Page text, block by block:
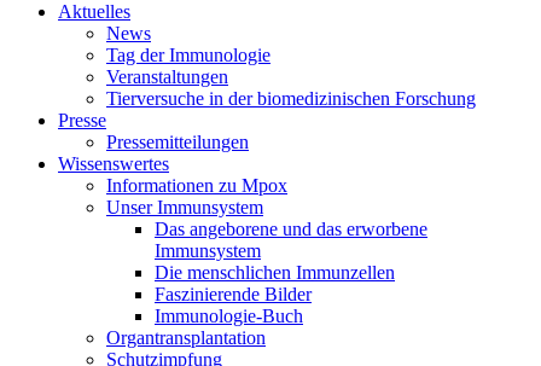
Aktuelles
News
Tag der Immunologie
Veranstaltungen
Tierversuche in der biomedizinischen Forschung
Presse
Pressemitteilungen
Wissenswertes
Informationen zu Mpox
Unser Immunsystem
Das angeborene und das erworbene
Immunsystem
Die menschlichen Immunzellen
Faszinierende Bilder
Immunologie-Buch
Organtransplantation
Schutzimpfung